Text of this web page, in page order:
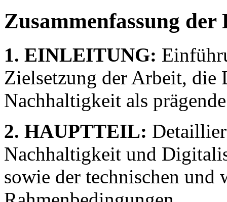
Zusammenfassung der
1. EINLEITUNG:
Zielsetzung der Arbeit,
Nachhaltigkeit als
2. HAUPTTEIL:
Nachhaltigkeit und
sowie der technischen und